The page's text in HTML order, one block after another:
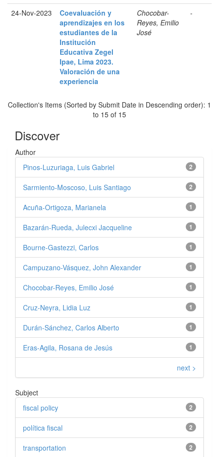
24-Nov-2023
Coevaluación y
aprendizajes en los
estudiantes de la
Institución
Educativa Zegel
Ipae, Lima 2023.
Valoración de una
experiencia
Chocobar-
Reyes, Emilio
José
-
Collection's Items (Sorted by Submit Date in Descending order): 1
to 15 of 15
Discover
Author
2
Pinos-Luzuriaga, Luis Gabriel
2
Sarmiento-Moscoso, Luis Santiago
1
Acuña-Ortigoza, Marianela
1
Bazarán-Rueda, Julecxi Jacqueline
1
Bourne-Gastezzi, Carlos
1
Campuzano-Vásquez, John Alexander
1
Chocobar-Reyes, Emilio José
1
Cruz-Neyra, Lidia Luz
1
Durán-Sánchez, Carlos Alberto
1
Eras-Agila, Rosana de Jesús
next >
Subject
2
fiscal policy
2
política fiscal
2
transportation